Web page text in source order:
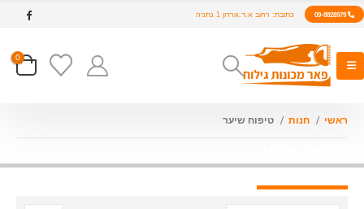
09-8828979 כתובת: רחוב א.ד.גורדון 1 נתניה
0
ראשי חנות טיפוח שיער